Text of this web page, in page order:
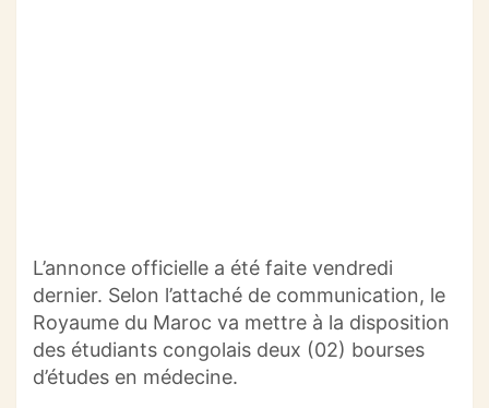
L’annonce officielle a été faite vendredi
dernier. Selon l’attaché de communication, le
Royaume du Maroc va mettre à la disposition
des étudiants congolais deux (02) bourses
d’études en médecine.